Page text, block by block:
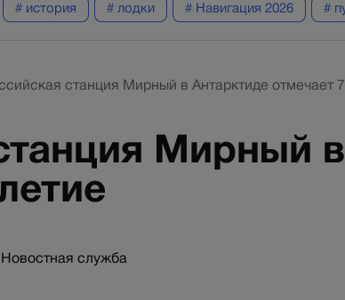
# история # лодки # Навигация 2026 #
станция Мирный в Антарктиде отмечает
Мирный
Новостная служба